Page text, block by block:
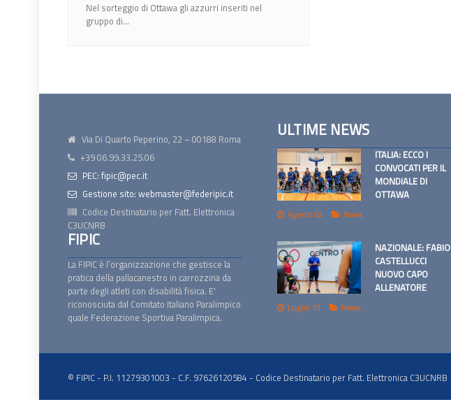
Nel sorteggio di Ottawa gli azzurri inseriti nel
gruppo di...
Via Di Quarto Peperino, 22 – 00188 Roma
+39 06.99.33.25.06
PEC: fipic@pec.it
Gestione sito: webmaster@federipic.it
Codice Destinatario per Fatt. Elettronica
C3UCNRB
FIPIC
La FIPIC è l’organizzazione che gestisce la
pratica della pallacanestro in carrozzina da
parte degli atleti con disabilità fisica. E'
riconosciuta dal Comitato Italiano Paralimpico
quale Federazione Sportiva Paralimpica.
ULTIME NEWS
ITALIA: ECCO I
CONVOCATI PER IL
MONDIALE DI
OTTAWA
Agosto 02 News
NAZIONALE: FABIO
CASTELLUCCI
NUOVO CAPO
ALLENATORE
Luglio 31 News
© FIPIC - P.I. 11279301003 - C.F. 97626120584 - Codice Destinatario per Fatt. Elettronica C3UCNRB